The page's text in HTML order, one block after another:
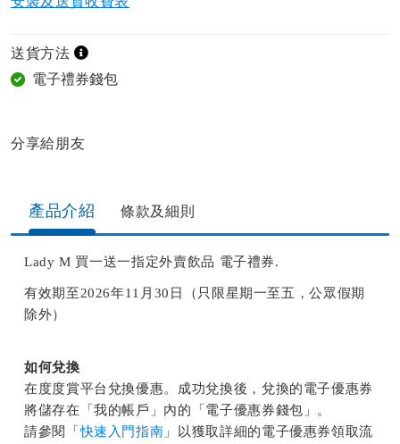
送貨方法
電子禮券錢包
分享給朋友​
產品介紹 條款及細則
Lady M 買一送一指定外賣飲品 電子禮券.
有效期至2026年11月30日（只限星期一至五，公眾假期
除外）
如何兌換
在度度賞平台兌換優惠。成功兌換後，兌換的電子優惠券
將儲存在「我的帳戶」內的「電子優惠券錢包」。
請參閱「快速入門指南 」以獲取詳細的電子優惠券領取流